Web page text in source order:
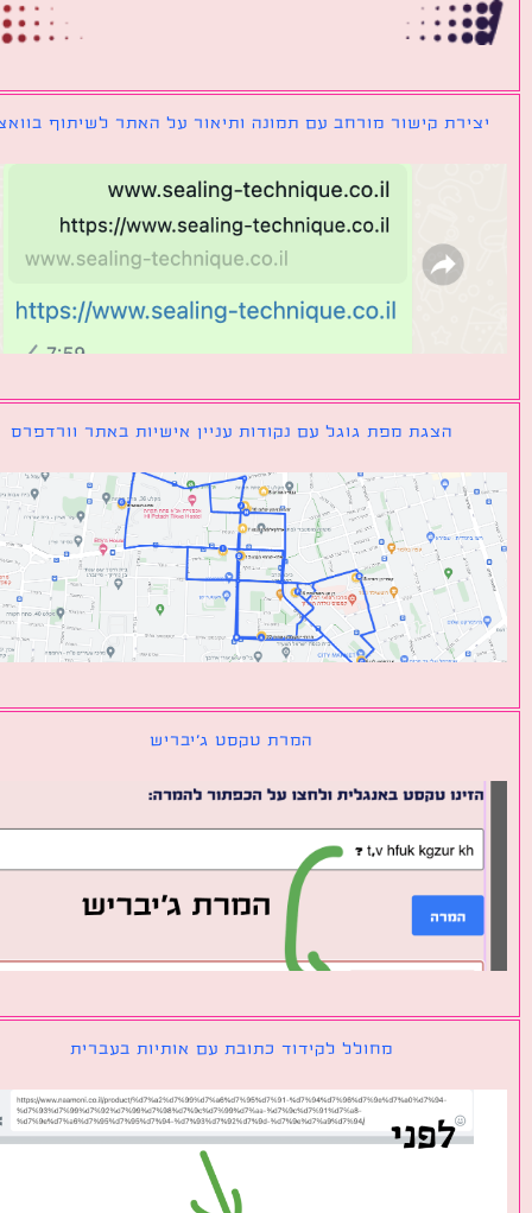
קישור מורחב עם תמונה ותיאור על האתר לשיתוף בוואצאפ
הצגת מפת גוגל עם נקודות עניין אישיות באתר וורדפרס
המרת טקסט ג׳יבריש
מחולל לקידוד כתובת עם אותיות בעברית